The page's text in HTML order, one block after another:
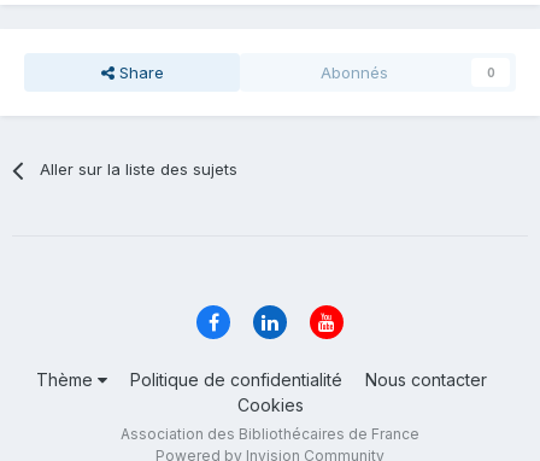
Share Abonnés 0
Aller sur la liste des sujets
Thème Politique de confidentialité
Nous contacter
Cookies
Association des Bibliothécaires de France
Powered by Invision Community